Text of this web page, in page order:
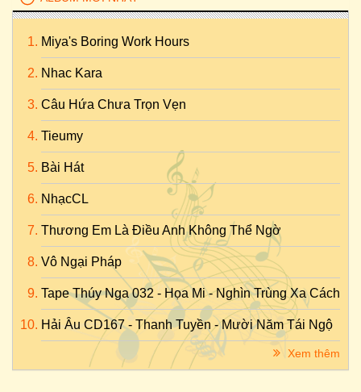
Miya's Boring Work Hours
Nhac Kara
Câu Hứa Chưa Trọn Vẹn
Tieumy
Bài Hát
NhạcCL
Thương Em Là Điều Anh Không Thể Ngờ
Vô Ngại Pháp
Tape Thúy Nga 032 - Họa Mi - Nghìn Trùng Xa Cách
Hải Âu CD167 - Thanh Tuyền - Mười Năm Tái Ngộ
Xem thêm